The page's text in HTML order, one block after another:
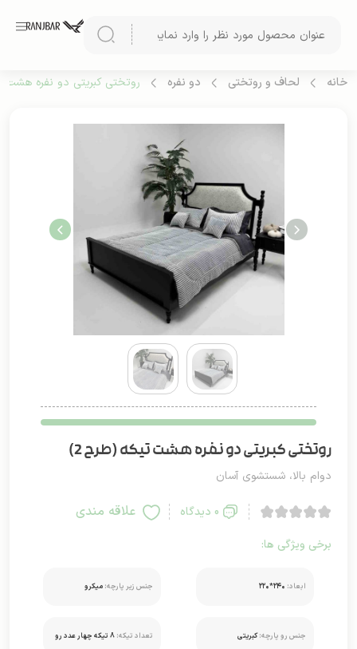
خانه لحاف و روتختی دو نفره روتختی کبریتی دو نفره هشت
روتختی کبریتی دو نفره هشت تیکه (طرح 2)
دوام بالا، شستشوی آسان
0 دیدگاه علاقه مندی
برخی ویژگی ها:
ابعاد: ۲۴۰*۲۲۰ جنس زیر پارچه: میکرو
جنس رو پارچه:کبریتی تعداد تیکه: 8 تیکه چهار عدد رو